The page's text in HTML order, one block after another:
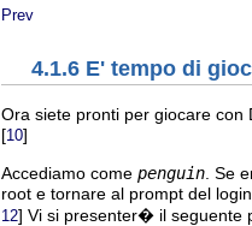
Prev
4.1.6 E' tempo di
Ora siete pronti per giocare
[10]
Accediamo come penguin . Se
root e tornare al prompt del
12] Vi si presenter� il seguente